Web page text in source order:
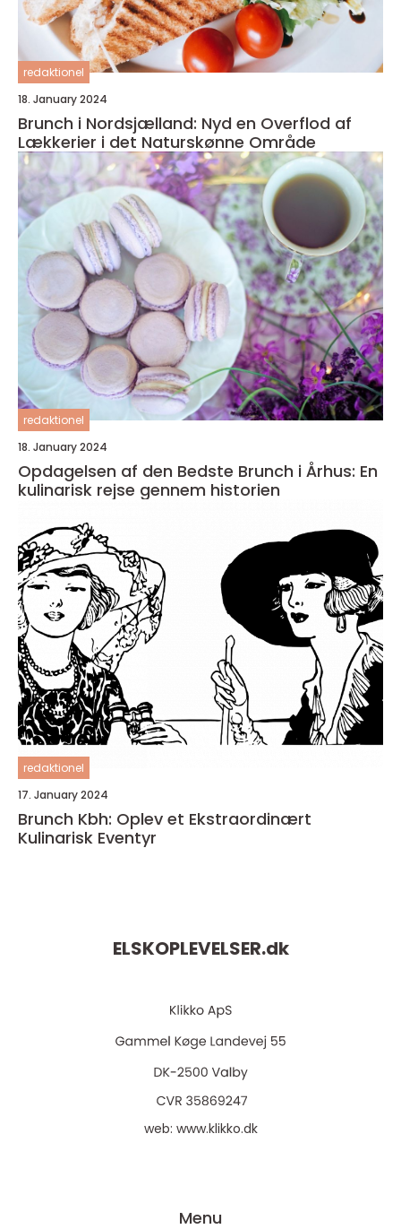
redaktionel
18. January 2024
Brunch i Nordsjælland: Nyd en Overflod af
Lækkerier i det Naturskønne Område
redaktionel
18. January 2024
Opdagelsen af den Bedste Brunch i Århus: En
kulinarisk rejse gennem historien
redaktionel
17. January 2024
Brunch Kbh: Oplev et Ekstraordinært
Kulinarisk Eventyr
ELSKOPLEVELSER.dk
web: www.klikko.dk
Menu